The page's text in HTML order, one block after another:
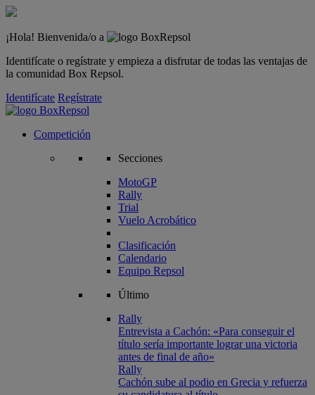
¡Hola! Bienvenida/o a
Identifícate o regístrate y empieza a disfrutar de todas las ventajas de
la comunidad Box Repsol.
Identifícate Regístrate
Competición
Secciones
MotoGP
Rally
Trial
Vuelo Acrobático
Clasificación
Calendario
Equipo Repsol
Último
Rally
Entrevista a Cachón: «Para conseguir el
título sería importante lograr una victoria
antes de final de año»
Rally
Cachón sube al podio en Grecia y refuerza